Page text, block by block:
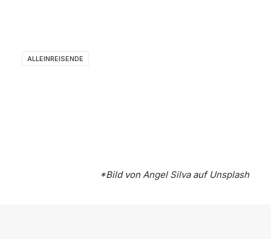
ALLEINREISENDE
*Bild vonAngel Silvaauf Unsplash